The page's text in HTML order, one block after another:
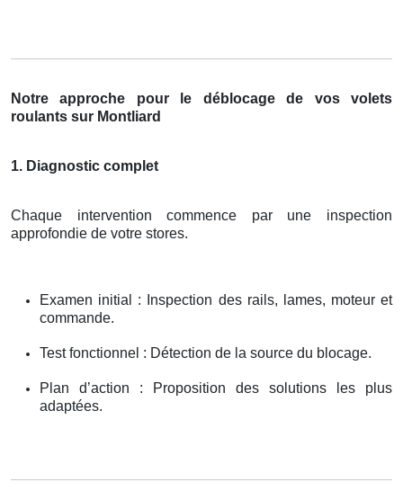
Notre approche pour le déblocage de vos volets
roulants sur Montliard
1. Diagnostic complet
Chaque intervention commence par une inspection
approfondie de votre stores.
Examen initial : Inspection des rails, lames, moteur et
commande.
Test fonctionnel : Détection de la source du blocage.
Plan d’action : Proposition des solutions les plus
adaptées.